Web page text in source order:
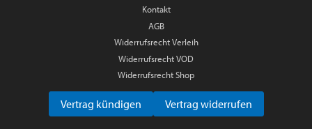
Kontakt
AGB
Widerrufsrecht Verleih
Widerrufsrecht VOD
Widerrufsrecht Shop
Vertrag kündigen Vertrag widerrufen